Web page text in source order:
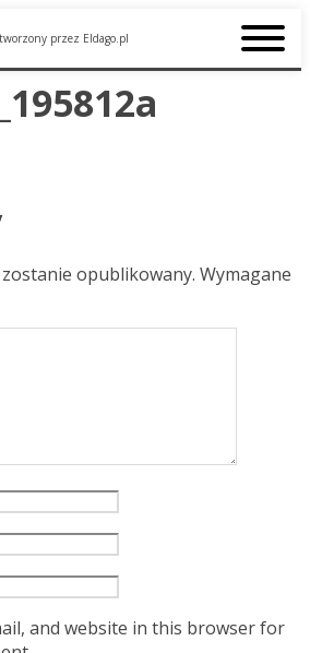
przez Eldago.pl
opublikowany. Wymagane
and website in this browser for